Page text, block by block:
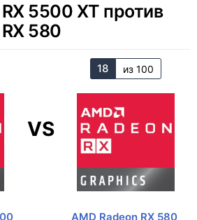
5500 XT против
580
VS
18 из 100
AMD Radeon RX 580